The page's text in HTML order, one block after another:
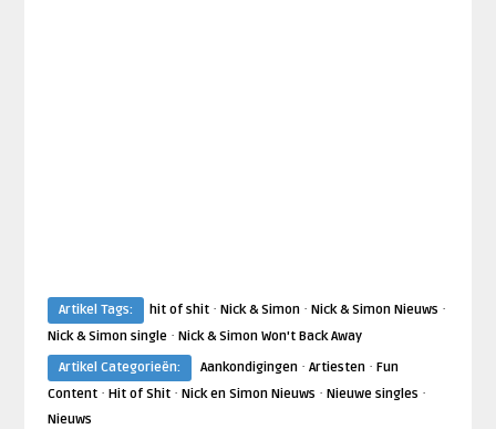
Artikel Tags: hit of shit· Nick & Simon· Nick & Simon Nieuws ·
Nick & Simon single· Nick & Simon Won't Back Away
Artikel Categorieën:
Aankondigingen· Artiesten· Fun
Content· Hit of Shit· Nick en Simon Nieuws · Nieuwe singles ·
Nieuws